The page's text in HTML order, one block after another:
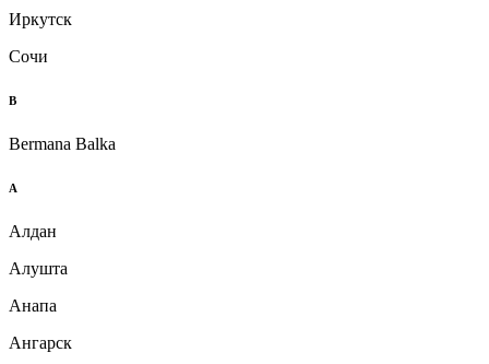
Иркутск
Сочи
B
Bermana Balka
А
Алдан
Алушта
Анапа
Ангарск